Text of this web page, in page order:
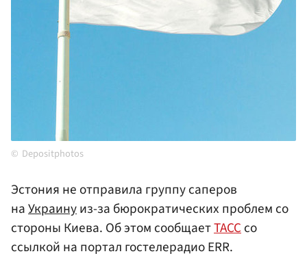
Depositphotos
Эстония не отправила группу саперов
наУкраинуиз-за бюрократических проблем со
стороны Киева. Об этом сообщаетТАССсо
ссылкой на портал гостелерадио ERR.